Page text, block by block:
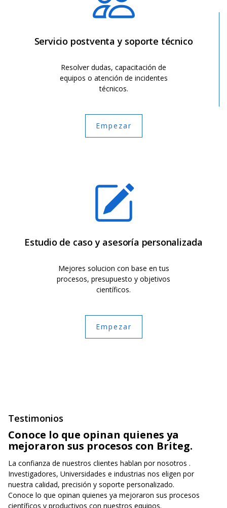
Servicio postventa y soporte técnico
Resolver dudas, capacitación de
equipos o atención de incidentes
técnicos.
Empezar
Estudio de caso y asesoría personalizada
Mejores solucion con base en tus
procesos, presupuesto y objetivos
científicos.
Empezar
Testimonios
Conoce lo que opinan quienes ya
mejoraron sus procesos con Briteg.
La confianza de nuestros clientes hablan por nosotros .
Investigadores, Universidades e industrias nos eligen por
nuestra calidad, precisión y soporte personalizado.
Conoce lo que opinan quienes ya mejoraron sus procesos
científicos y productivos con nuestros equipos.